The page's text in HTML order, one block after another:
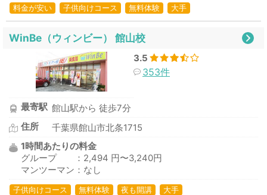
料金が安い 子供向けコース 無料体験 大手
WinBe（ウィンビー） 館山校
3.5
353件
最寄駅 館山駅から 徒歩7分
住所
千葉県館山市北条1715
1時間あたりの料金
グループ ：2,494 円〜3,240円
マンツーマン：なし
子供向けコース 無料体験 夜も開講 大手